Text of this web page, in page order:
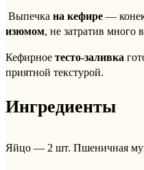
Выпечка на кефире —
изюмом, не затратив много
Кефирное тесто-заливка
приятной текстурой.
Ингредиенты
Яйцо — 2 шт. Пшеничная